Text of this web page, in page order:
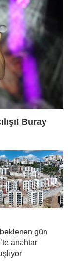
Buray
gün
anahtar